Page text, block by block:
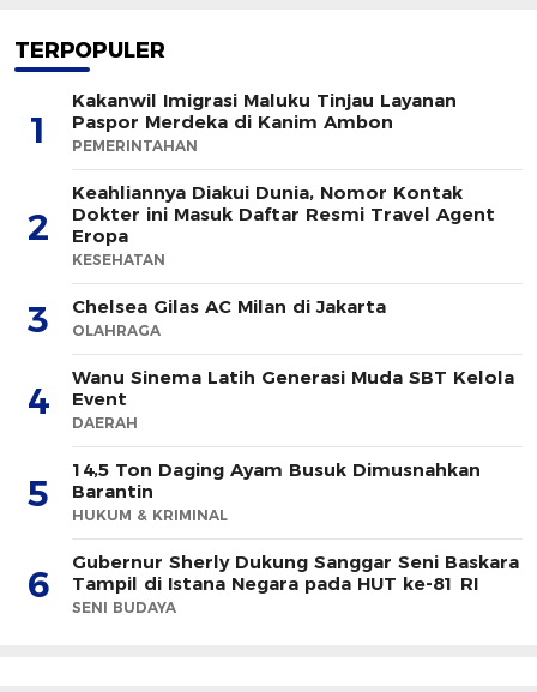
TERPOPULER
1
Kakanwil Imigrasi Maluku Tinjau Layanan
Paspor Merdeka di Kanim Ambon
PEMERINTAHAN
2
Keahliannya Diakui Dunia, Nomor Kontak
Dokter ini Masuk Daftar Resmi Travel Agent
Eropa
KESEHATAN
3 Chelsea Gilas AC Milan di Jakarta
OLAHRAGA
4
Wanu Sinema Latih Generasi Muda SBT Kelola
Event
DAERAH
5
14,5 Ton Daging Ayam Busuk Dimusnahkan
Barantin
HUKUM & KRIMINAL
6
Gubernur Sherly Dukung Sanggar Seni Baskara
Tampil di Istana Negara pada HUT ke-81 RI
SENI BUDAYA